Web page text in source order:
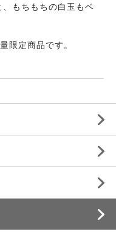
もちもちの白玉もベ
限定商品です。